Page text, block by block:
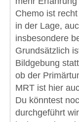
Chemo ist
in der Lage,
insbesondere
Grundsätzlich
Bildgebung
ob der
MRT ist hier
Du könntest
durchgeführt